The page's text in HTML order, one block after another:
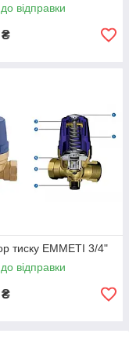
відправки
₴
тиску EMMETI 3/4"
відправки
₴